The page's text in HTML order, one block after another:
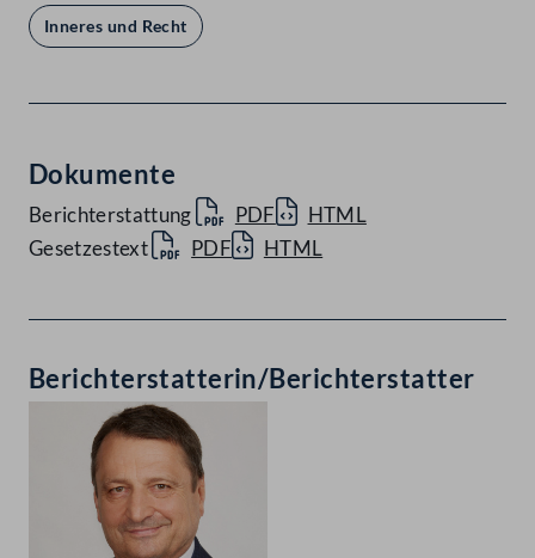
Inneres und Recht
Dokumente
Berichterstattung PDF
HTML
Gesetzestext
PDF HTML
Berichterstatterin/Berichterstatter